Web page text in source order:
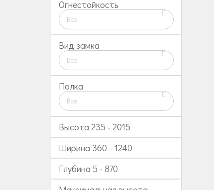
Огнестойкость
Все
Вид замка
Все
Полка
Все
Высота 235 - 2015
Ширина 360 - 1240
Глубина 5 - 870